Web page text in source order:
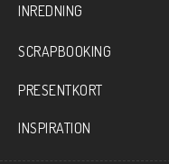
INREDNING
SCRAPBOOKING
PRESENTKORT
INSPIRATION